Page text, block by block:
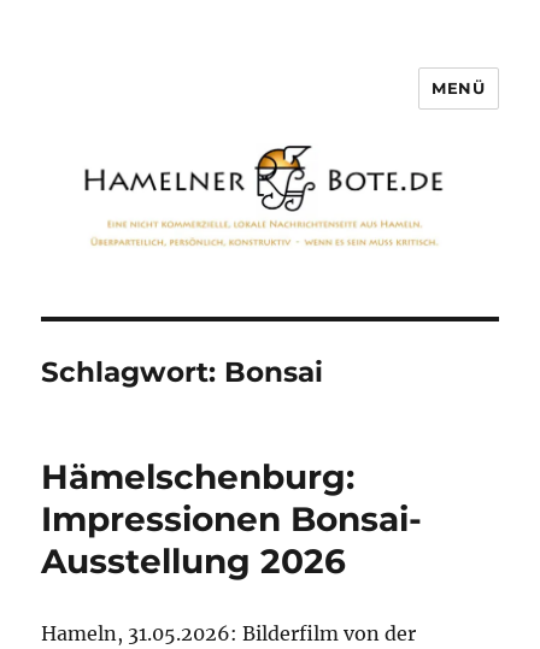
MENÜ
Schlagwort: Bonsai
Hämelschenburg:
Impressionen Bonsai-
Ausstellung 2026
Hameln, 31.05.2026: Bilderfilm von der